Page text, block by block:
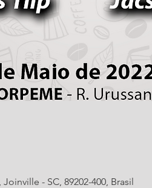
- SC, 89202-400, Brasil